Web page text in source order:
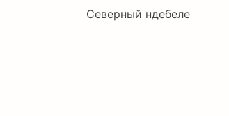
Северный ндебеле